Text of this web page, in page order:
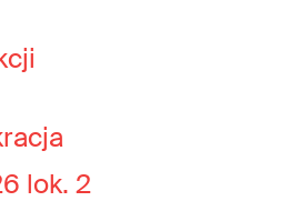
lok. 2